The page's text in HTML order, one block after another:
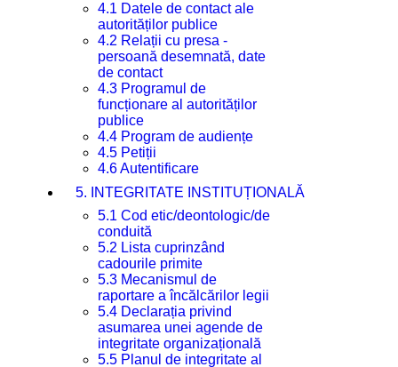
4.1 Datele de contact ale
autorităților publice
4.2 Relații cu presa -
persoană desemnată, date
de contact
4.3 Programul de
funcționare al autorităților
publice
4.4 Program de audiențe
4.5 Petiții
4.6 Autentificare
5. INTEGRITATE INSTITUȚIONALĂ
5.1 Cod etic/deontologic/de
conduită
5.2 Lista cuprinzând
cadourile primite
5.3 Mecanismul de
raportare a încălcărilor legii
5.4 Declarația privind
asumarea unei agende de
integritate organizațională
5.5 Planul de integritate al